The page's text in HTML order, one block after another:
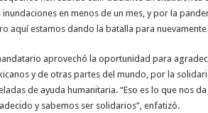
inundaciones en menos de un mes, y por la
aquí estamos dando la batalla para nuevamente
aprovechó la oportunidad para
y de otras partes del mundo, por la
de ayuda humanitaria. “Eso es lo que nos
y sabemos ser solidarios”, enfatizó.